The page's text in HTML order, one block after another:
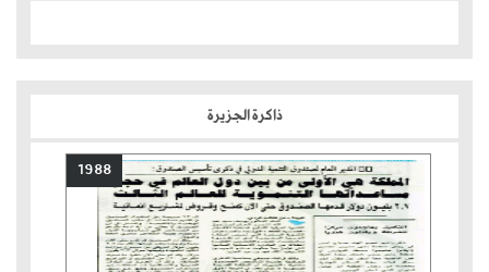
ذاكرة الجزيرة
1988